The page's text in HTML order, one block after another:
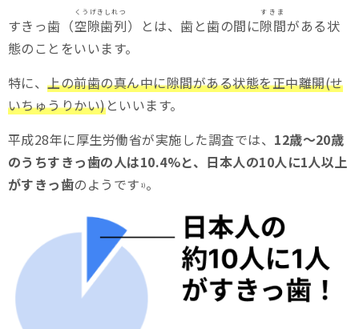
２．修復治療(ダイレクトボンディング)
３．セラミック治療
４．{kanji:補綴|kana:ほてつ}治療
５．{kanji:咬合誘導|kana:こうごうゆうどう}治療（子供むけ）
どのように治療法を選ぶと良い？
歯列矯正ですきっ歯を治す方法とは？
１．マウスピース矯正
２．ワイヤー矯正
治療費用や保険適用条件は？すきっ歯治療の費用と期間
すきっ歯治療の症例 実際に成功した治療事例をご紹介
すきっ歯（空隙歯列
くうげきしれつ
）とは、歯と歯の間に隙間
すきま
がある状
態のことをいいます。
特に、上の前歯の真ん中に隙間がある状態を正中離開(せ
いちゅうりかい)といいます。
平成28年に厚生労働省が実施した調査では、 12歳～20歳
のうちすきっ歯の人は10.4%と、日本人の10人に1人以上
がすきっ歯のようです 1) 。